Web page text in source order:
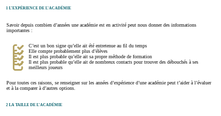
1 L’EXPÉRIENCE DE L’ACADÉMIE
Savoir depuis combien d’années une académie est en activité peut nous donner des informations
importantes :
C’est un bon signe qu’elle ait été entretenue au fil du temps
Elle compte probablement plus d’élèves
Il est plus probable qu’elle ait sa propre méthode de formation
Il est plus probable qu’elle ait de nombreux contacts pour trouver des débouchés à ses
meilleurs joueurs
Pour toutes ces raisons, se renseigner sur les années d’expérience d’une académie peut t’aider à l’évaluer
et à la comparer à d’autres options.
2 LA TAILLE DE L’ACADÉMIE